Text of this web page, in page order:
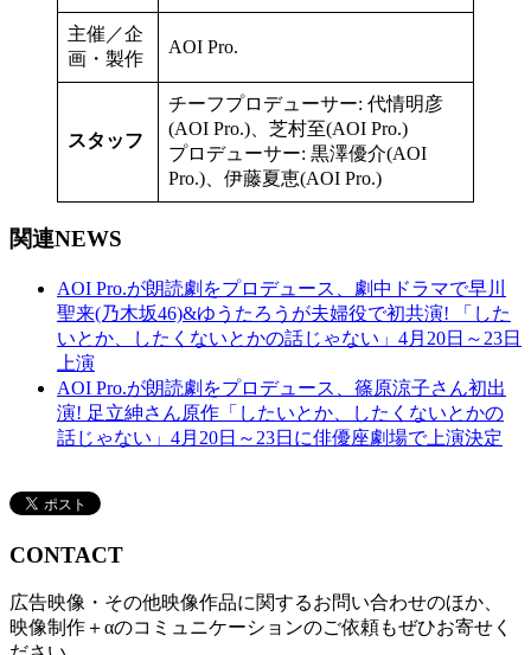
主催／企
画・製作
AOI Pro.
スタッフ
チーフプロデューサー: 代情明彦
(AOI Pro.)、芝村至(AOI Pro.)
プロデューサー: 黒澤優介(AOI
Pro.)、伊藤夏恵(AOI Pro.)
関連NEWS
AOI Pro.が朗読劇をプロデュース、劇中ドラマで早川
聖来(乃木坂46)&ゆうたろうが夫婦役で初共演! 「した
いとか、したくないとかの話じゃない」4月20日～23日
上演
AOI Pro.が朗読劇をプロデュース、篠原涼子さん初出
演! 足立紳さん原作「したいとか、したくないとかの
話じゃない」4月20日～23日に俳優座劇場で上演決定
CONTACT
広告映像・その他映像作品に関するお問い合わせのほか、
映像制作＋αのコミュニケーションのご依頼もぜひお寄せく